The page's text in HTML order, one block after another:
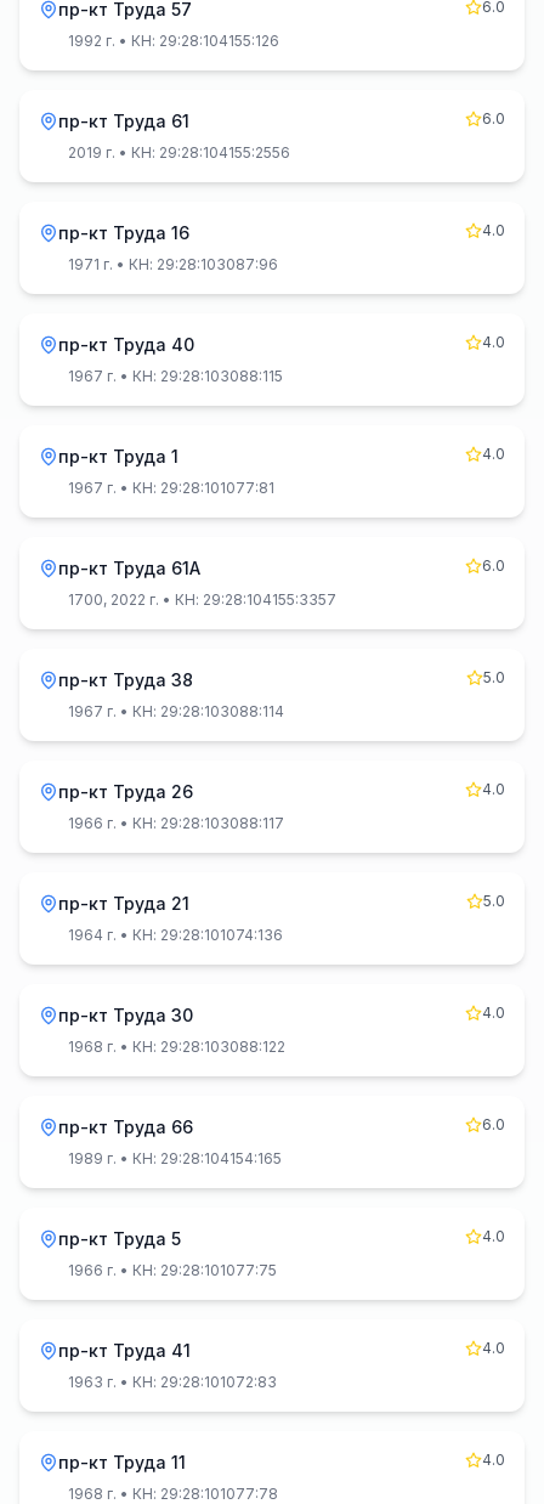
пр-кт Труда 57
6.0
1992 г. • КН: 29:28:104155:126
пр-кт Труда 61
6.0
2019 г. • КН: 29:28:104155:2556
пр-кт Труда 16
4.0
1971 г. • КН: 29:28:103087:96
пр-кт Труда 40
4.0
1967 г. • КН: 29:28:103088:115
пр-кт Труда 1
4.0
1967 г. • КН: 29:28:101077:81
пр-кт Труда 61А
6.0
1700, 2022 г. • КН: 29:28:104155:3357
пр-кт Труда 38
5.0
1967 г. • КН: 29:28:103088:114
пр-кт Труда 26
4.0
1966 г. • КН: 29:28:103088:117
пр-кт Труда 21
5.0
1964 г. • КН: 29:28:101074:136
пр-кт Труда 30
4.0
1968 г. • КН: 29:28:103088:122
пр-кт Труда 66
6.0
1989 г. • КН: 29:28:104154:165
пр-кт Труда 5
4.0
1966 г. • КН: 29:28:101077:75
пр-кт Труда 41
4.0
1963 г. • КН: 29:28:101072:83
пр-кт Труда 11
4.0
1968 г. • КН: 29:28:101077:78